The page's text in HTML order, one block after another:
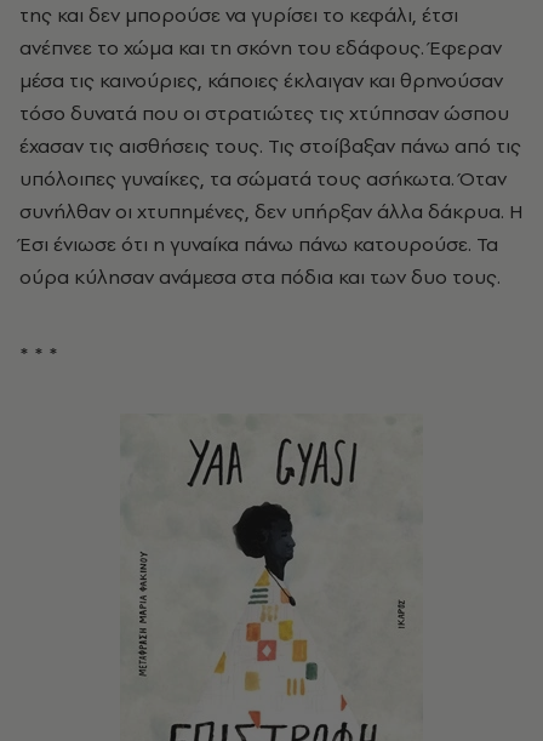
της και δεν μπορούσε να γυρίσει το κεφάλι, έτσι
ανέπνεε το χώμα και τη σκόνη του εδάφους. Έφεραν
μέσα τις καινούριες, κάποιες έκλαιγαν και θρηνούσαν
τόσο δυνατά που οι στρατιώτες τις χτύπησαν ώσπου
έχασαν τις αισθήσεις τους. Τις στοίβαξαν πάνω από τις
υπόλοιπες γυναίκες, τα σώματά τους ασήκωτα. Όταν
συνήλθαν οι χτυπημένες, δεν υπήρξαν άλλα δάκρυα. Η
Έσι ένιωσε ότι η γυναίκα πάνω πάνω κατουρούσε. Τα
ούρα κύλησαν ανάμεσα στα πόδια και των δυο τους.
* * *